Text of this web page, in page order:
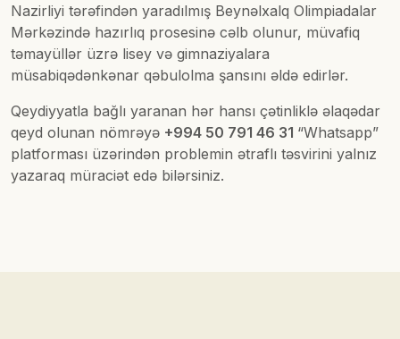
Nazirliyi tərəfindən yaradılmış Beynəlxalq Olimpiadalar
Mərkəzində hazırlıq prosesinə cəlb olunur, müvafiq
təmayüllər üzrə lisey və gimnaziyalara
müsabiqədənkənar qəbulolma şansını əldə edirlər.
Qeydiyyatla bağlı yaranan hər hansı çətinliklə əlaqədar
qeyd olunan nömrəyə +994 50 791 46 31 “Whatsapp”
platforması üzərindən problemin ətraflı təsvirini yalnız
yazaraq müraciət edə bilərsiniz.